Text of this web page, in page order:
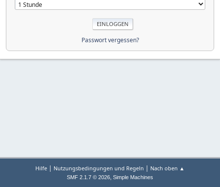
Passwort vergessen?
Hilfe | Nutzungsbedingungen und Regeln | Nach oben ▲
SMF 2.1.7 © 2026, Simple Machines